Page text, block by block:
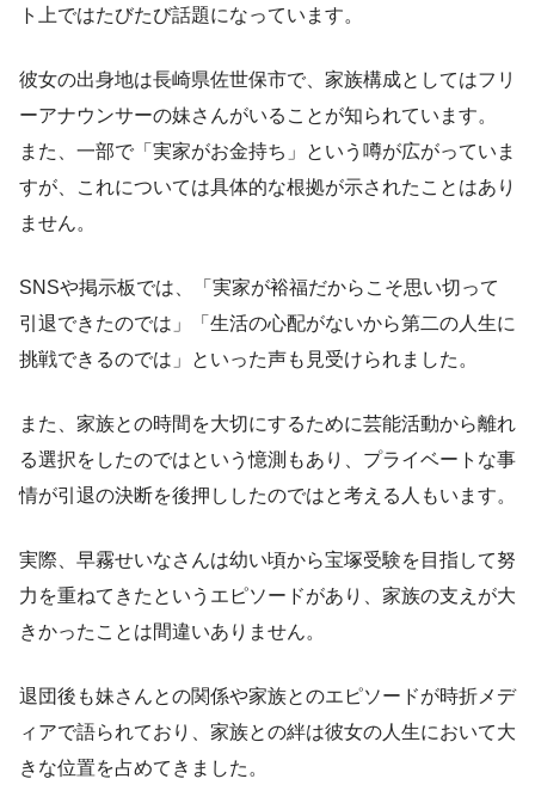
ト上ではたびたび話題になっています。
彼女の出身地は長崎県佐世保市で、家族構成としてはフリ
ーアナウンサーの妹さんがいることが知られています。
また、一部で「実家がお金持ち」という噂が広がっていま
すが、これについては具体的な根拠が示されたことはあり
ません。
SNSや掲示板では、「実家が裕福だからこそ思い切って
引退できたのでは」「生活の心配がないから第二の人生に
挑戦できるのでは」といった声も見受けられました。
また、家族との時間を大切にするために芸能活動から離れ
る選択をしたのではという憶測もあり、プライベートな事
情が引退の決断を後押ししたのではと考える人もいます。
実際、早霧せいなさんは幼い頃から宝塚受験を目指して努
力を重ねてきたというエピソードがあり、家族の支えが大
きかったことは間違いありません。
退団後も妹さんとの関係や家族とのエピソードが時折メデ
ィアで語られており、家族との絆は彼女の人生において大
きな位置を占めてきました。